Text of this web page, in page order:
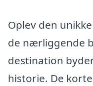
Oplev den
de nærliggende
destination
historie. De